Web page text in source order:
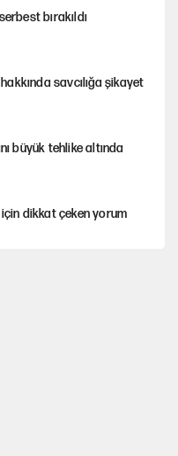
serbest bırakıldı
savcılığa şikayet
büyük tehlike altında
için dikkat çeken yorum